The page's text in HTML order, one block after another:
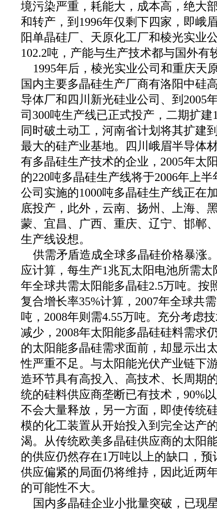
境污染严重，耗能大，成本高，绝大
和转产，到1996年仅剩下四家，即峨
阳单晶硅厂、天原化工厂和棱光实业
102.2吨，产能与生产技术都与国外有
1995年后，棱光实业公司和重庆天
国内主要多晶硅生产厂商有洛阳中硅
导体厂和四川新光硅业公司、到2005
司300吨生产线已正式投产，二期扩建
同时破土动工，河南省计划将其扩建
最大的硅产业基地。四川峨眉半导体
有多晶硅生产技术的企业，2005年太
的220吨多晶硅生产线将于2006年上
公司实施的1000吨多晶硅生产线正在
底投产，此外，云南、扬州、上海、
蒙、宜昌、广西、重庆、辽宁、邯郸
生产线设想。
供需矛盾造成全球多晶硅价格暴涨
应计算，每生产1兆瓦太阳电池所需太
年全球共需太阳能多晶硅2.5万吨。按
复合增长率35%计算，2007年全球共
吨，2008年则需4.55万吨。充分考虑
减少，2008年太阳能多晶硅硅料需求
的太阳能多晶硅需求面前，却显示出
性严重不足。与太阳能光伏产业链下
造环节具有高投入、高技术、长周期
统的硅料供应商垄断已有技术，90%
不会大量释放，另一方面，即使传统
模的化工装置从开始投入到完全达产
渴。从传统欧美多晶硅供应商的太阳
的供应仍然存在1万吨以上的缺口，预
供应偏紧的局面仍将维持，因此近两
的可能性不大。
国内多晶硅企业小批量突破，已现